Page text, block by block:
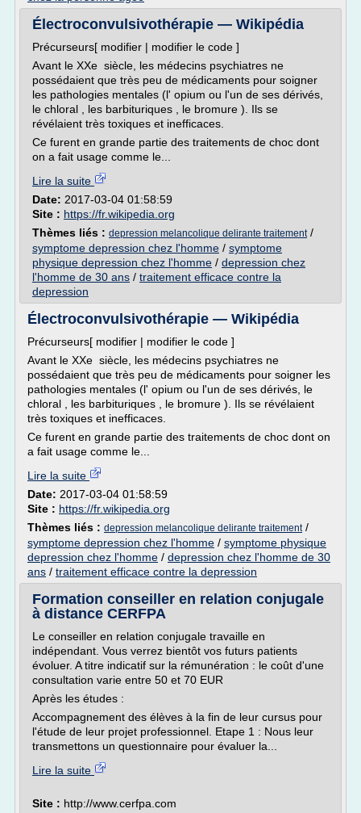
Électroconvulsivothérapie — Wikipédia
Précurseurs[ modifier | modifier le code ]
Avant le XXe siècle, les médecins psychiatres ne
possédaient que très peu de médicaments pour soigner
les pathologies mentales (l' opium ou l'un de ses dérivés,
le chloral , les barbituriques , le bromure ). Ils se
révélaient très toxiques et inefficaces.
Ce furent en grande partie des traitements de choc dont
on a fait usage comme le...
Lire la suite
Date: 2017-03-04 01:58:59
Site : https://fr.wikipedia.org
Thèmes liés : depression melancolique delirante traitement/
symptome depression chez l'homme / symptome
physique depression chez l'homme / depression chez
l'homme de 30 ans / traitement efficace contre la
depression
Électroconvulsivothérapie — Wikipédia
Précurseurs[ modifier | modifier le code ]
Avant le XXe siècle, les médecins psychiatres ne
possédaient que très peu de médicaments pour soigner les
pathologies mentales (l' opium ou l'un de ses dérivés, le
chloral , les barbituriques , le bromure ). Ils se révélaient
très toxiques et inefficaces.
Ce furent en grande partie des traitements de choc dont on
a fait usage comme le...
Lire la suite
Date: 2017-03-04 01:58:59
Site : https://fr.wikipedia.org
Thèmes liés : depression melancolique delirante traitement/
symptome depression chez l'homme / symptome physique
depression chez l'homme / depression chez l'homme de 30
ans / traitement efficace contre la depression
Formation conseiller en relation conjugale
à distance CERFPA
Le conseiller en relation conjugale travaille en
indépendant. Vous verrez bientôt vos futurs patients
évoluer. A titre indicatif sur la rémunération : le coût d'une
consultation varie entre 50 et 70 EUR
Après les études :
Accompagnement des élèves à la fin de leur cursus pour
l'étude de leur projet professionnel. Etape 1 : Nous leur
transmettons un questionnaire pour évaluer la...
Lire la suite
Site : http://www.cerfpa.com